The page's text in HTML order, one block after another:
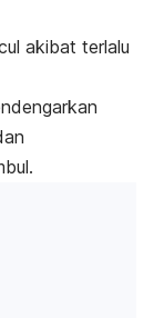
akibat terlalu